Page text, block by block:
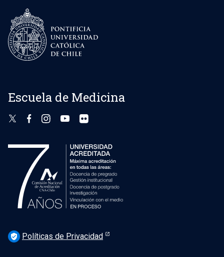
Escuela de Medicina
verified_user Políticas de Privacidad